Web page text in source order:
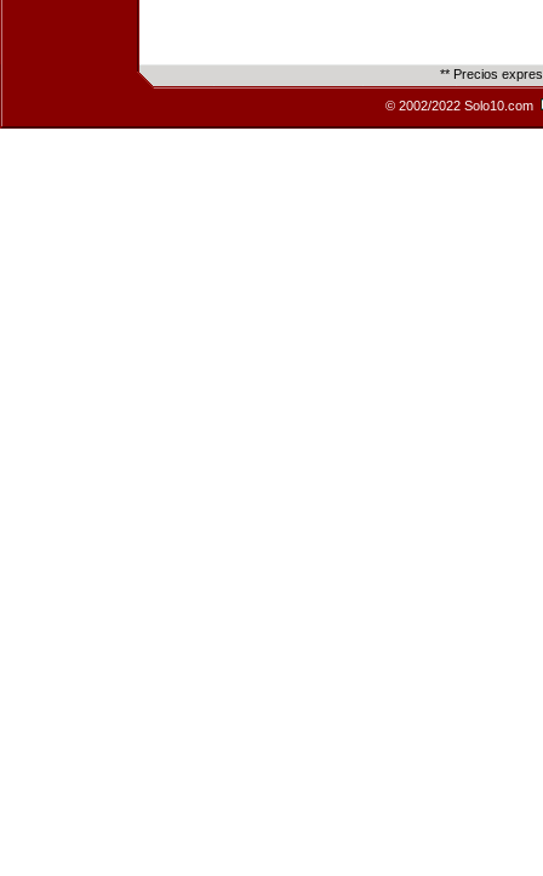
** Precios
© 2002/2022 Solo10.com